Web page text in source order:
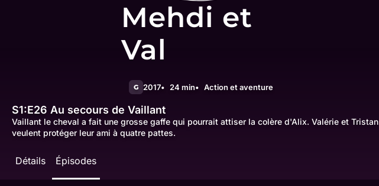
Mehdi et
Val
G 2017 24 min Action et aventure
S1:E26 Au secours de Vaillant
Vaillant le cheval a fait une grosse gaffe qui pourrait attiser la colère d'Alix. Valérie et Tristan
veulent protéger leur ami à quatre pattes.
Détails Épisodes